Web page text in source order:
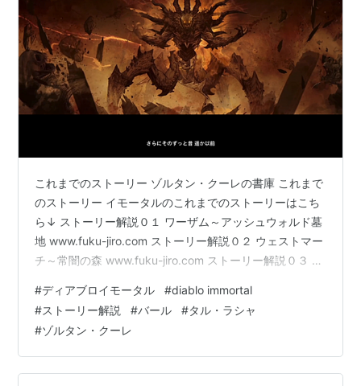
これまでのストーリー ゾルタン・クーレの書庫 これまで
のストーリー イモータルのこれまでのストーリーはこち
ら↓ ストーリー解説０１ ワーザム～アッシュウォルド墓
地 www.fuku-jiro.com ストーリー解説０２ ウェストマー
チ～常闇の森 www.fuku-jiro.com ストーリー解説０３ ウ
ブロをもっと知りたい方はこちら↓ ディアブロの世界背
景↓ www.fuku-jiro.com ディアブロ１～３のストーリー
↓ www.fuku-jiro.com ※以下ゲームのストーリーのネタ
バレになります。 ご注意ください。…
#ディアブロイモータル #diablo immortal
#ストーリー解説 #バール #タル・ラシャ
#ゾルタン・クーレ